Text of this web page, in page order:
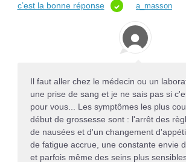
c’est la bonne réponse
a_masson
Il faut aller chez le médecin ou un
une prise de sang et je ne sais pas si
pour vous... Les symptômes les plus
début de grossesse sont : l'arrêt des
de nausées et d'un changement
de fatigue accrue, une constante envie
et parfois même des seins plus